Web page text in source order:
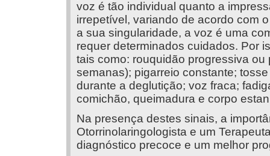
voz é tão individual quanto a
irrepetível, variando de acordo com
a sua singularidade, a voz é uma
requer determinados cuidados. Por
tais como: rouquidão progressiva
semanas); pigarreio constante;
durante a deglutição; voz fraca;
comichão, queimadura e corpo
Na presença destes sinais, a
Otorrinolaringologista e um
diagnóstico precoce e um melhor